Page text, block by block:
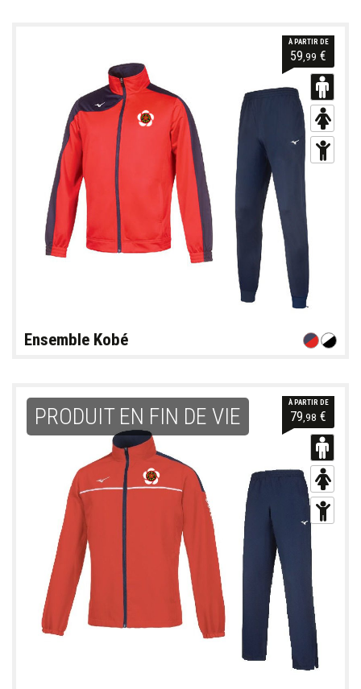
À PARTIR DE
59 ,99 €
Ensemble Kobé
À PARTIR DE
79 ,98 €
PRODUIT EN FIN DE VIE